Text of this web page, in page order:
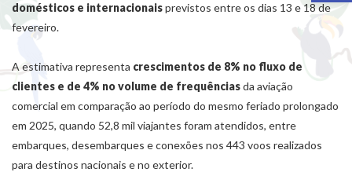
domésticos e internacionaisprevistos entre os dias 13 e 18 de
fevereiro.
A estimativa representa crescimentos de 8% no fluxo de
clientes e de 4% no volume de frequênciasda aviação
comercial em comparação ao período do mesmo feriado prolongado
em 2025, quando 52,8 mil viajantes foram atendidos, entre
embarques, desembarques e conexões nos 443 voos realizados
para destinos nacionais e no exterior.